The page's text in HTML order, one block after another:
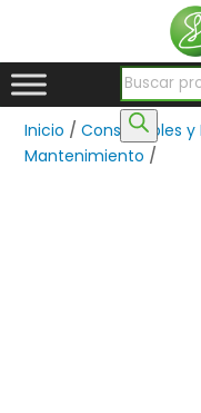
Búsqueda
Inicio /Consumibles y
Mantenimiento /